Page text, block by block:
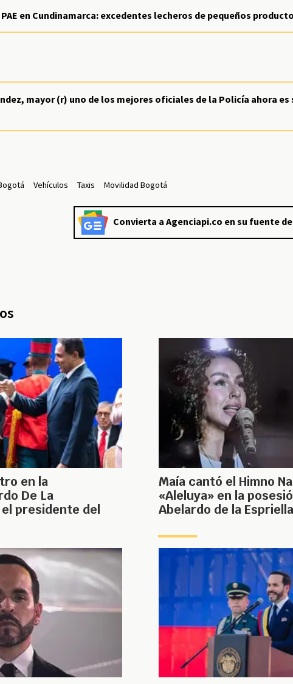
en Cundinamarca: excedentes lecheros de pequeños
mayor (r) uno de los mejores oficiales de la Policía ahora
Vehículos Taxis Movilidad Bogotá
Convierta a Agenciapi.co en su fuente
en la
De La
presidente del
Maía cantó el Himno
«Aleluya» en la
Abelardo de la Espriella